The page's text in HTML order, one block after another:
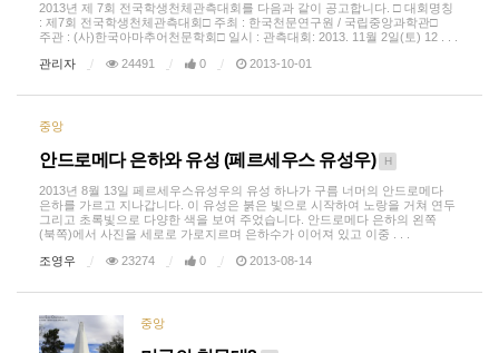
2013년 제 7회 전국학생천체관측대회를 다음과 같이 공고합니다. □ 대회명칭
: 제7회 전국학생천체관측대회□ 주최 : 한국천문연구원 / 국립중앙과학관□
주관 : (사)한국아마추어천문학회□ 일시 : 관측대회: 2013. 11월 2일(토) 12 . . .
관리자
24491 0 2013-10-01
중앙
안드로메다 은하와 유성 (페르세우스 유성우) H
2013년 8월 13일 페르세우스유성우의 유성 하나가 구름 너머의 안드로메다
은하를 가르고 지나갑니다. 이 유성은 붉은 빛으로 시작하여 노랑을 거쳐 연두
그리고 초록빛으로 다양한 색을 보여 주었습니다. 안드로메다 은하의 왼쪽
(북쪽)에서 사진을 세로로 가로지르며 은하수가 이어져 있고 이중 . . .
조영우
23274 0 2013-08-14
중앙